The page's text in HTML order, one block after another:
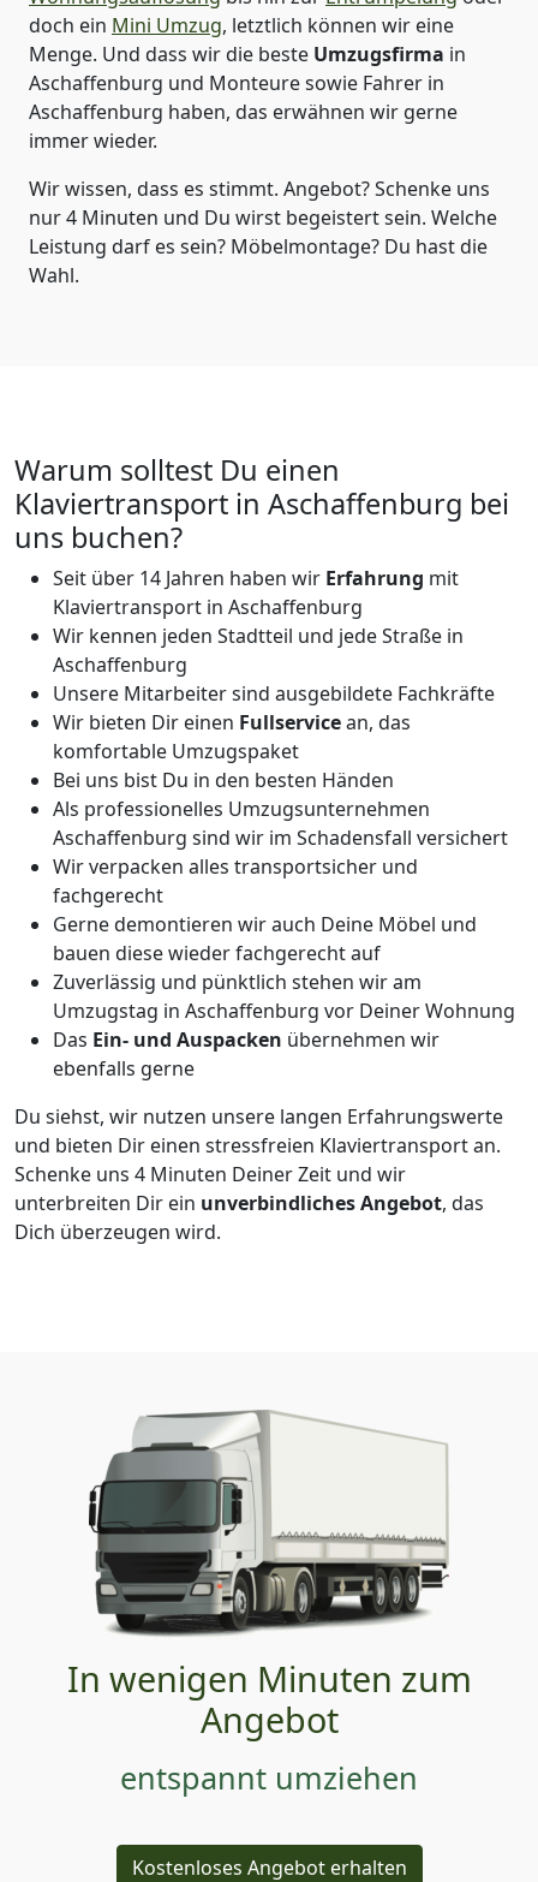
doch ein Mini Umzug, letztlich können wir eine
Menge. Und dass wir die beste Umzugsfirma in
Aschaffenburg und Monteure sowie Fahrer in
Aschaffenburg haben, das erwähnen wir gerne
immer wieder.
Wir wissen, dass es stimmt. Angebot? Schenke uns
nur 4 Minuten und Du wirst begeistert sein. Welche
Leistung darf es sein? Möbelmontage? Du hast die
Wahl.
Warum solltest Du einen
Klaviertransport in Aschaffenburg bei
uns buchen?
Seit über 14 Jahren haben wir Erfahrung mit
Klaviertransport in Aschaffenburg
Wir kennen jeden Stadtteil und jede Straße in
Aschaffenburg
Unsere Mitarbeiter sind ausgebildete Fachkräfte
Wir bieten Dir einen Fullservicean, das
komfortable Umzugspaket
Bei uns bist Du in den besten Händen
Als professionelles Umzugsunternehmen
Aschaffenburg sind wir im Schadensfall versichert
Wir verpacken alles transportsicher und
fachgerecht
Gerne demontieren wir auch Deine Möbel und
bauen diese wieder fachgerecht auf
Zuverlässig und pünktlich stehen wir am
Umzugstag in Aschaffenburg vor Deiner Wohnung
Das Ein- und Auspacken übernehmen wir
ebenfalls gerne
Du siehst, wir nutzen unsere langen Erfahrungswerte
und bieten Dir einen stressfreien Klaviertransport an.
Schenke uns 4 Minuten Deiner Zeit und wir
unterbreiten Dir ein unverbindliches Angebot, das
Dich überzeugen wird.
In wenigen Minuten zum
Angebot
entspannt umziehen
Kostenloses Angebot erhalten